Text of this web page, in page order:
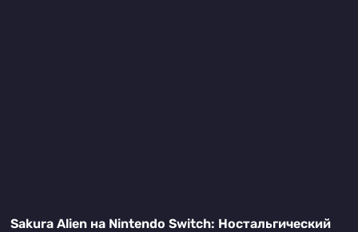
Sakura Alien на Nintendo Switch: Ностальгический